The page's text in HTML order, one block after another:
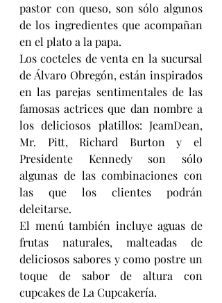
pastor con queso, son sólo algunos
de los ingredientes que acompañan
en el plato a la papa.
Los cocteles de venta en la sucursal
de Álvaro Obregón, están inspirados
en las parejas sentimentales de las
famosas actrices que dan nombre a
los deliciosos platillos: JeamDean,
Mr. Pitt, Richard Burton y el
Presidente Kennedy son sólo
algunas de las combinaciones con
las que los clientes podrán
deleitarse.
El menú también incluye aguas de
frutas naturales, malteadas de
deliciosos sabores y como postre un
toque de sabor de altura con
cupcakes de La Cupcakería.